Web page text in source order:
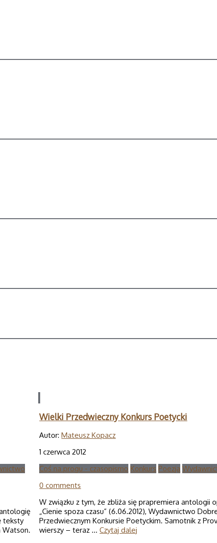
teksty
Watson.
Wielki Przedwieczny Konkurs Poetycki
Autor:Mateusz Kopacz
1 czerwca 2012
Coś na progu - czasopismo Konkurs Poezja
0 comments
W związku z tym, że zbliża się prapremiera antologii
„Cienie spoza czasu” (6.06.2012), Wydawnictwo
Przedwiecznym Konkursie Poetyckim. Samotnik z
wierszy – teraz …Czytaj dalej